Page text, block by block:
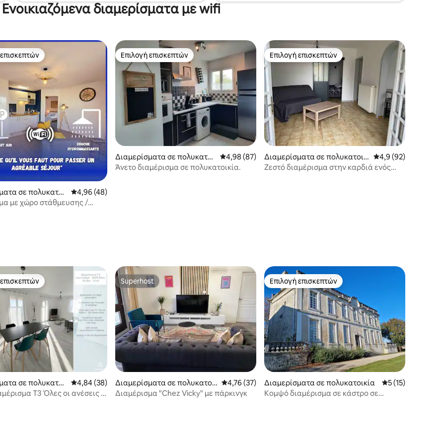
Ενοικιαζόμενα διαμερίσματα με wifi
5, 182 κριτικές
σε πολυκατοι
Μέση βαθμολογία: 4,96 στα 5, 48 κριτικές
4,96 (48)
με χώρο στάθμευσης /
Επιλογή επισκεπτών
Επιλογή επισκεπτών
Διαμερίσματα σε πολυκατοι
κία
Μέση βαθμολογία: 4,98 στα 5, 87 κριτικές
4,98 (87)
Άνετο διαμέρισμα σε πολυκατοικία.
Επιλογή επισκεπτών
Επιλογή επισκεπτών
Διαμερίσματα σε πολυκατοικ
ία
Μέση βαθμολογία:
4,9 (92)
Ζεστό διαμέρισμα στην καρδιά ενός
σε πολυκατοι
Μέση βαθμολογία: 4,84 στα 5, 38 κριτικές
4,84 (38)
T3 Όλες οι ανέσεις -
Superhost
Superhost
Διαμερίσματα σε πολυκατοι
κία
Μέση βαθμολογία: 4,76 στα 5, 37 κριτικές
4,76 (37)
Διαμέρισμα "Chez Vicky" με πάρκινγκ
Επιλογή επισκεπτών
Επιλογή επισκεπτών
Διαμερίσματα σε πολυκατοικία Μέση βαθμολογία:
5 (15)
Κομψό διαμέρισμα σε κάστρο σε